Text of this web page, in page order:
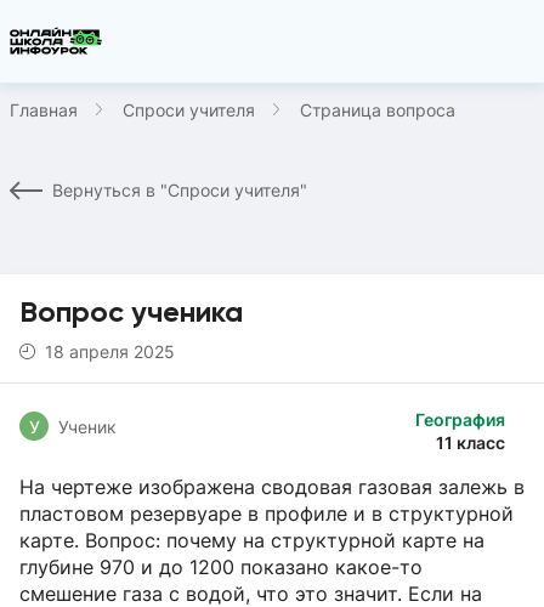
Главная Спроси учителя Страница вопроса
Вернуться в "Спроси учителя"
Вопрос ученика
18 апреля 2025
География
11 класс
У Ученик
На чертеже изображена сводовая газовая залежь в
пластовом резервуаре в профиле и в структурной
карте. Вопрос: почему на структурной карте на
глубине 970 и до 1200 показано какое-то
смешение газа с водой, что это значит. Если на